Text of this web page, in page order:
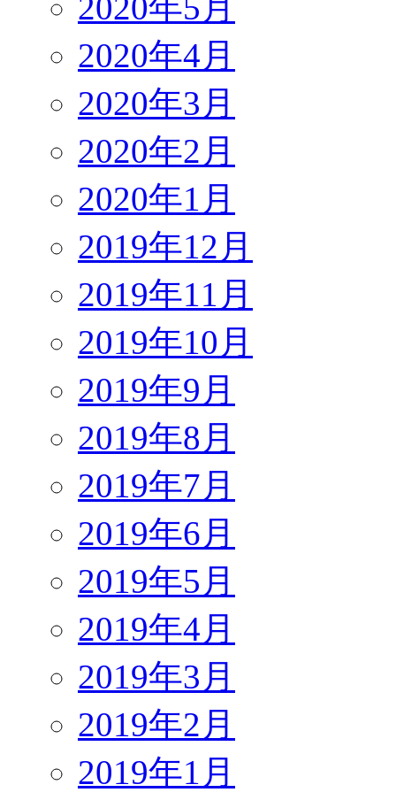
2020年5月
2020年4月
2020年3月
2020年2月
2020年1月
2019年12月
2019年11月
2019年10月
2019年9月
2019年8月
2019年7月
2019年6月
2019年5月
2019年4月
2019年3月
2019年2月
2019年1月